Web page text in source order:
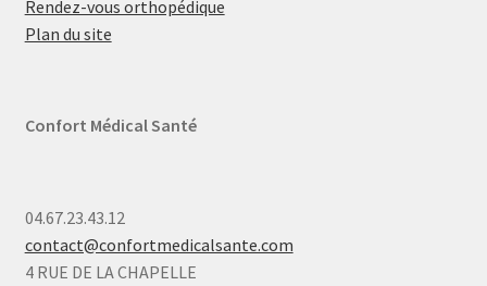
Rendez-vous orthopédique
Plan du site
Confort Médical Santé
04.67.23.43.12
contact@confortmedicalsante.com
4 RUE DE LA CHAPELLE